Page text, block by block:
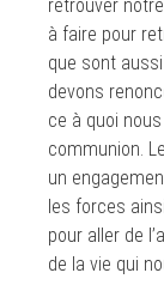
retrouver
à faire pour
que sont
devons
ce à quoi
communion.
un
les forces
pour aller de
de la vie qui